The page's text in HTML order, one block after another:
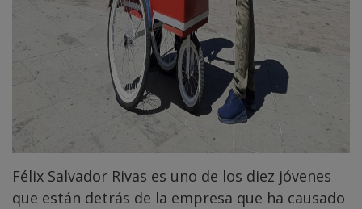
Félix Salvador Rivas es uno de los diez jóvenes
que están detrás de la empresa que ha causado